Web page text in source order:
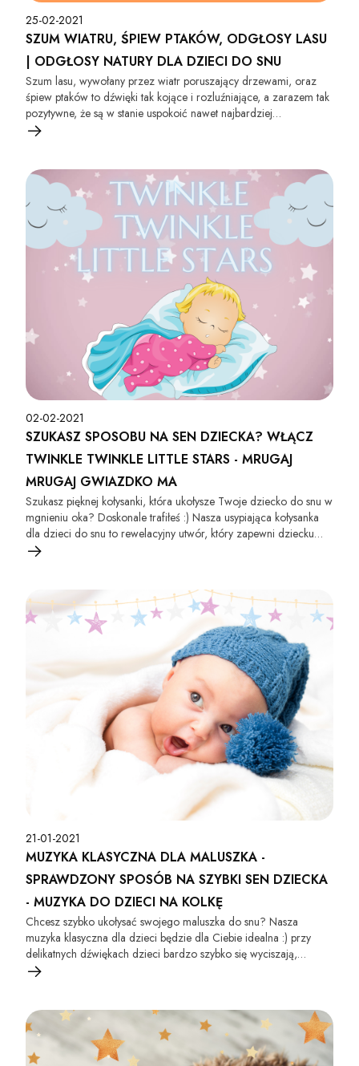
25-02-2021
SZUM WIATRU, ŚPIEW PTAKÓW, ODGŁOSY LASU
| ODGŁOSY NATURY DLA DZIECI DO SNU
Szum lasu, wywołany przez wiatr poruszający drzewami, oraz
śpiew ptaków to dźwięki tak kojące i rozluźniające, a zarazem tak
pozytywne, że są w stanie uspokoić nawet najbardziej
rozemocjonowane dziecko. Pomagają także zasnąć w spokoju i
02-02-2021
SZUKASZ SPOSOBU NA SEN DZIECKA? WŁĄCZ
TWINKLE TWINKLE LITTLE STARS - MRUGAJ
MRUGAJ GWIAZDKO MA
Szukasz pięknej kołysanki, która ukołysze Twoje dziecko do snu w
mgnieniu oka? Doskonale trafiłeś :) Nasza usypiająca kołysanka
dla dzieci do snu to rewelacyjny utwór, który zapewni dziecku
głęboki sen. Doskonale uspokaja płaczące dziecko i pomaga mu
21-01-2021
MUZYKA KLASYCZNA DLA MALUSZKA -
SPRAWDZONY SPOSÓB NA SZYBKI SEN DZIECKA
- MUZYKA DO DZIECI NA KOLKĘ
Chcesz szybko ukołysać swojego maluszka do snu? Nasza
muzyka klasyczna dla dzieci będzie dla Ciebie idealna :) przy
delikatnych dźwiękach dzieci bardzo szybko się wyciszają,
relaksują i w konsekwencji bardzo szybko zasypiają. To
dziecka.